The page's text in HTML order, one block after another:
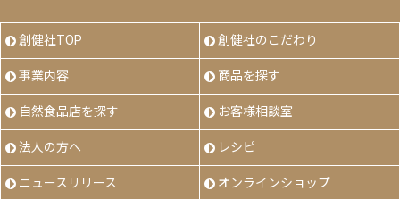
創健社TOP 創健社のこだわり
事業内容 商品を探す
自然食品店を探す お客様相談室
法人の方へ レシピ
ニュースリリース オンラインショップ